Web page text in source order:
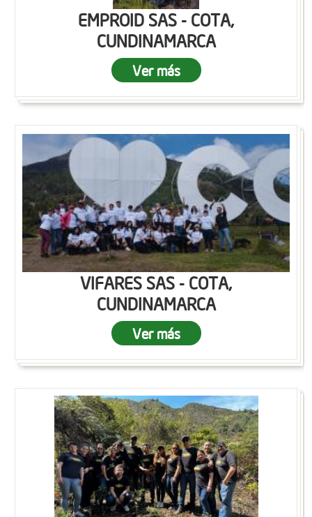
EMPROID SAS - COTA,
CUNDINAMARCA
Ver más
VIFARES SAS - COTA,
CUNDINAMARCA
Ver más